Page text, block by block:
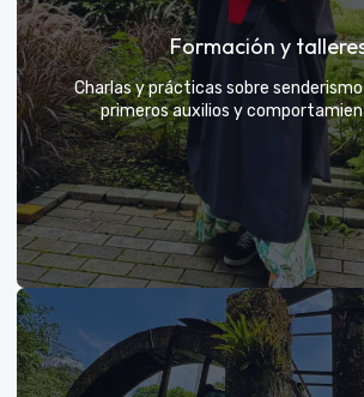
Tú eliges el parche y nosotros nos
una aventura exclusiva
Formación y
Charlas y prácticas sobre
primeros auxilios y